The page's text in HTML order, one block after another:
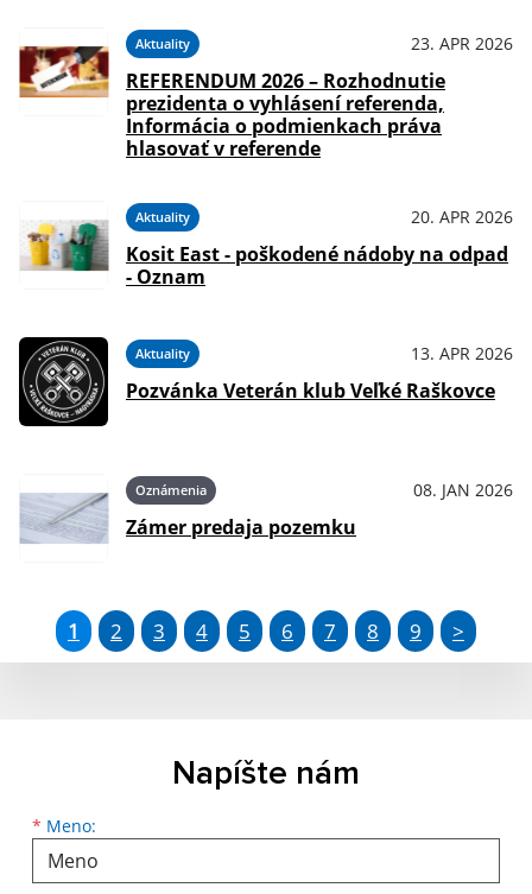
Aktuality 23. APR 2026
REFERENDUM 2026 – Rozhodnutie
prezidenta o vyhlásení referenda,
Informácia o podmienkach práva
hlasovať v referende
Aktuality 20. APR 2026
Kosit East - poškodené nádoby na odpad
- Oznam
Aktuality 13. APR 2026
Pozvánka Veterán klub Veľké Raškovce
Oznámenia 08. JAN 2026
Zámer predaja pozemku
1 2 3 4 5 6 7 8 9 >
Napíšte nám
* Meno:
Meno
Priezvisko
E-mailová adresa